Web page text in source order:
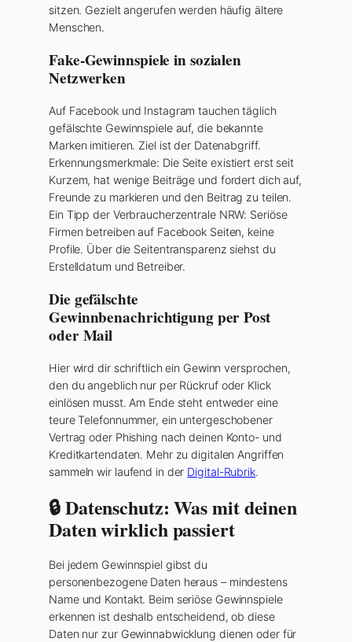
sitzen. Gezielt angerufen werden häufig ältere
Menschen.
Fake-Gewinnspiele in sozialen
Netzwerken
Auf Facebook und Instagram tauchen täglich
gefälschte Gewinnspiele auf, die bekannte
Marken imitieren. Ziel ist der Datenabgriff.
Erkennungsmerkmale: Die Seite existiert erst seit
Kurzem, hat wenige Beiträge und fordert dich auf,
Freunde zu markieren und den Beitrag zu teilen.
Ein Tipp der Verbraucherzentrale NRW: Seriöse
Firmen betreiben auf Facebook Seiten, keine
Profile. Über die Seitentransparenz siehst du
Erstelldatum und Betreiber.
Die gefälschte
Gewinnbenachrichtigung per Post
oder Mail
Hier wird dir schriftlich ein Gewinn versprochen,
den du angeblich nur per Rückruf oder Klick
einlösen musst. Am Ende steht entweder eine
teure Telefonnummer, ein untergeschobener
Vertrag oder Phishing nach deinen Konto- und
Kreditkartendaten. Mehr zu digitalen Angriffen
sammeln wir laufend in der Digital-Rubrik.
🔒 Datenschutz: Was mit deinen
Daten wirklich passiert
Bei jedem Gewinnspiel gibst du
personenbezogene Daten heraus – mindestens
Name und Kontakt. Beim seriöse Gewinnspiele
erkennen ist deshalb entscheidend, ob diese
Daten nur zur Gewinnabwicklung dienen oder für